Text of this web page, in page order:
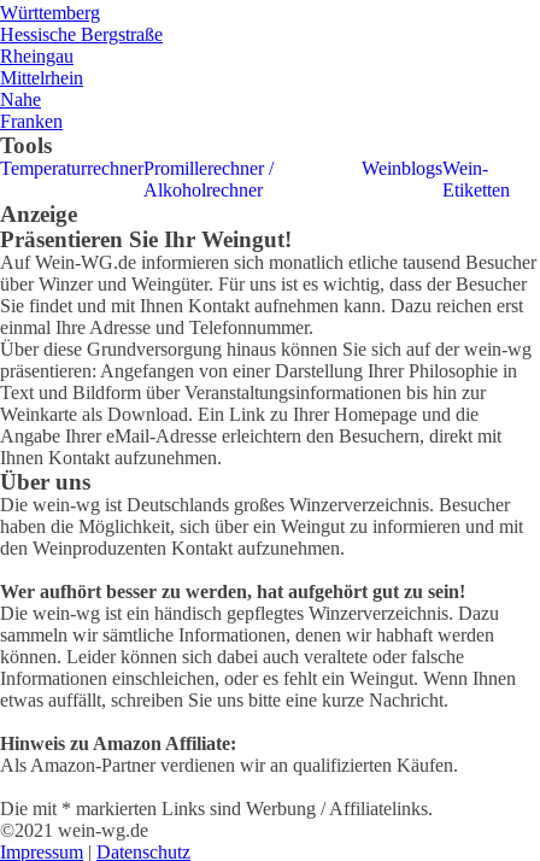
Württemberg
Hessische Bergstraße
Rheingau
Mittelrhein
Nahe
Franken
Tools
TemperaturrechnerPromillerechner /
Alkoholrechner
WeinblogsWein-
Etiketten
Anzeige
Präsentieren Sie Ihr Weingut!
Auf Wein-WG.de informieren sich monatlich etliche tausend Besucher
über Winzer und Weingüter. Für uns ist es wichtig, dass der Besucher
Sie findet und mit Ihnen Kontakt aufnehmen kann. Dazu reichen erst
einmal Ihre Adresse und Telefonnummer.
Über diese Grundversorgung hinaus können Sie sich auf der wein-wg
präsentieren: Angefangen von einer Darstellung Ihrer Philosophie in
Text und Bildform über Veranstaltungsinformationen bis hin zur
Weinkarte als Download. Ein Link zu Ihrer Homepage und die
Angabe Ihrer eMail-Adresse erleichtern den Besuchern, direkt mit
Ihnen Kontakt aufzunehmen.
Über uns
Die wein-wg ist Deutschlands großes Winzerverzeichnis. Besucher
haben die Möglichkeit, sich über ein Weingut zu informieren und mit
den Weinproduzenten Kontakt aufzunehmen.
Wer aufhört besser zu werden, hat aufgehört gut zu sein!
Die wein-wg ist ein händisch gepflegtes Winzerverzeichnis. Dazu
sammeln wir sämtliche Informationen, denen wir habhaft werden
können. Leider können sich dabei auch veraltete oder falsche
Informationen einschleichen, oder es fehlt ein Weingut. Wenn Ihnen
etwas auffällt, schreiben Sie uns bitte eine kurze Nachricht.
Hinweis zu Amazon Affiliate:
Als Amazon-Partner verdienen wir an qualifizierten Käufen.
Die mit * markierten Links sind Werbung / Affiliatelinks.
©2021 wein-wg.de
Impressum | Datenschutz